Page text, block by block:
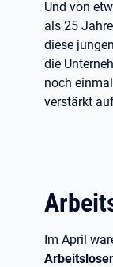
Und von
als 25
diese
die
noch
verstärkt
Im April